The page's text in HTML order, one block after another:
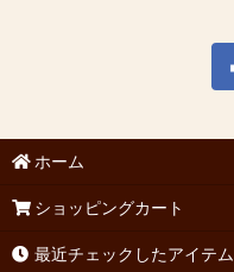
ホーム
ショッピングカート
最近チェックしたアイテム